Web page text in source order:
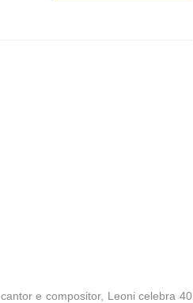
e compositor, Leoni celebra 40